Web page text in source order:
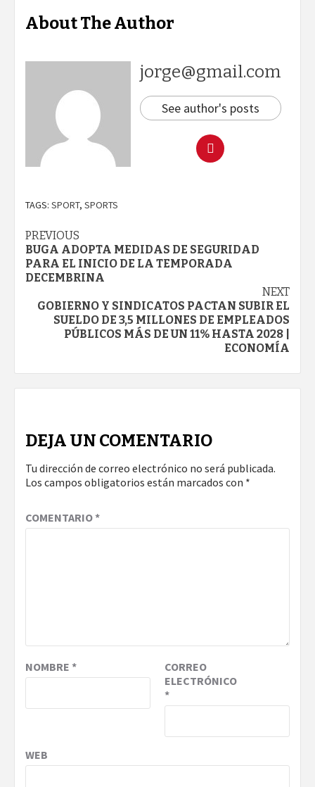
About The Author
jorge@gmail.com
See author's posts
TAGS: SPORT, SPORTS
Continue
Reading
PREVIOUS
BUGA ADOPTA MEDIDAS DE SEGURIDAD
PARA EL INICIO DE LA TEMPORADA
DECEMBRINA
NEXT
GOBIERNO Y SINDICATOS PACTAN SUBIR EL
SUELDO DE 3,5 MILLONES DE EMPLEADOS
PÚBLICOS MÁS DE UN 11% HASTA 2028 |
ECONOMÍA
DEJA UN COMENTARIO
Tu dirección de correo electrónico no será publicada.
Los campos obligatorios están marcados con *
COMENTARIO*
NOMBRE *
CORREO
ELECTRÓNICO
*
WEB